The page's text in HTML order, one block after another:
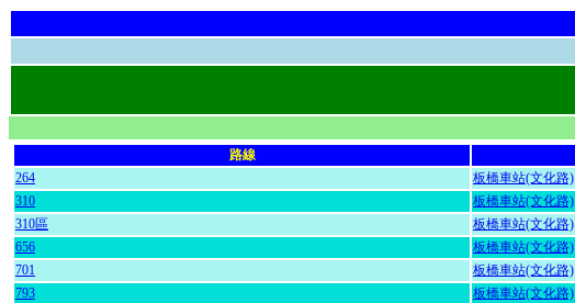
路線
264
板橋車站(文化路)
310
板橋車站(文化路)
310區
板橋車站(文化路)
656
板橋車站(文化路)
701
板橋車站(文化路)
793
板橋車站(文化路)